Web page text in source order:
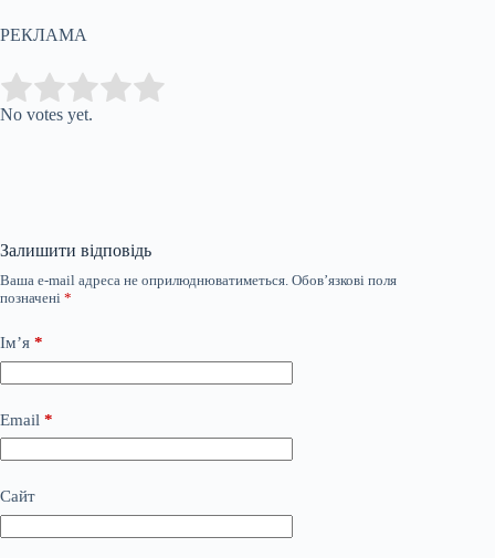
РЕКЛАМА
Rate this item:
No votes yet.
Залишити відповідь
Ваша e-mail адреса не оприлюднюватиметься. Обов’язкові поля
позначені *
Ім’я *
Email *
Сайт